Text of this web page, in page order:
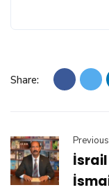
Share:
İsrail